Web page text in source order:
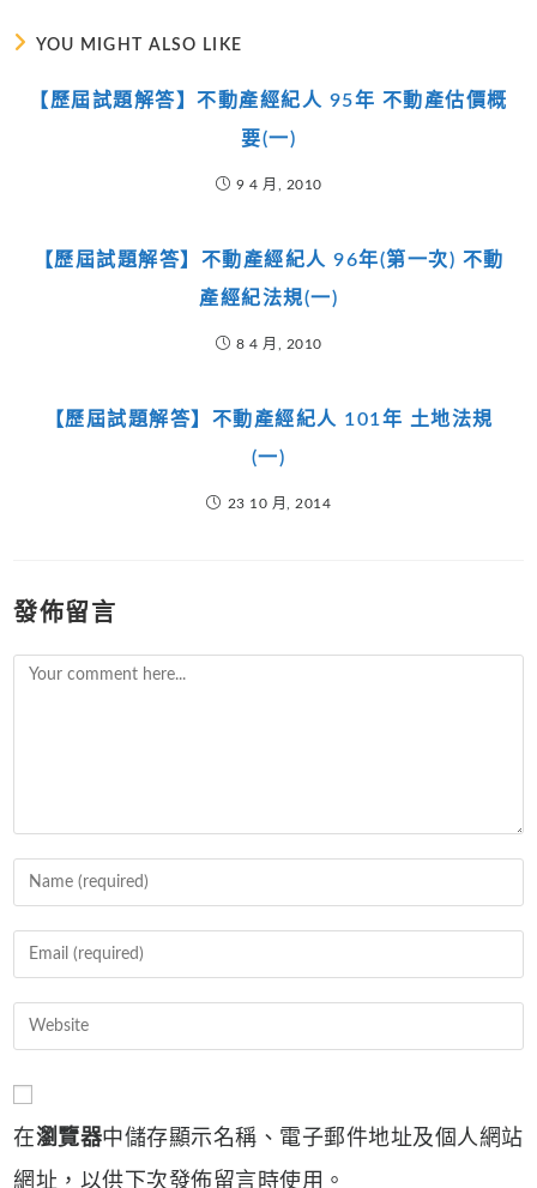
YOU MIGHT ALSO LIKE
【歷屆試題解答】不動產經紀人 95年 不動產估價概
要(一)
9 4 月, 2010
【歷屆試題解答】不動產經紀人 96年(第一次) 不動
產經紀法規(一)
8 4 月, 2010
【歷屆試題解答】不動產經紀人 101年 土地法規
(一)
23 10 月, 2014
發佈留言
Comment
Enter
your
or
username
Enter
your
address
Enter
your
website
(optional)
在瀏覽器中儲存顯示名稱、電子郵件地址及個人網站
網址，以供下次發佈留言時使用。